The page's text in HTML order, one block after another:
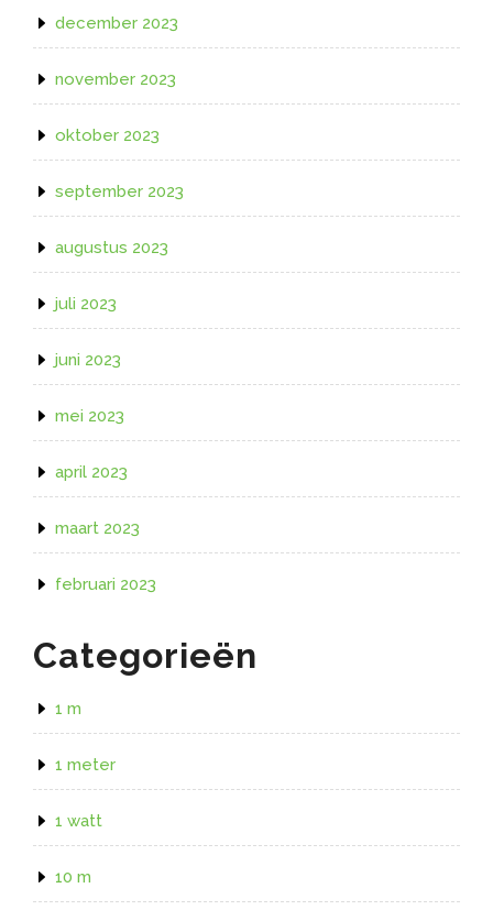
december 2023
november 2023
oktober 2023
september 2023
augustus 2023
juli 2023
juni 2023
mei 2023
april 2023
maart 2023
februari 2023
Categorieën
1 m
1 meter
1 watt
10 m